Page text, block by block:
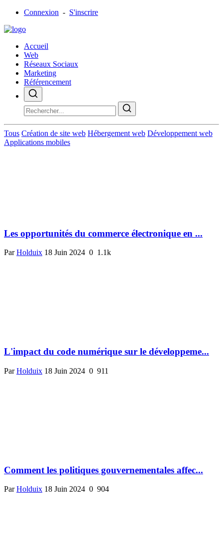
Connexion - S'inscrire
Accueil
Web
Réseaux Sociaux
Marketing
Référencement
Tous Création de site web Hébergement web Développement web
Applications mobiles
Les opportunités du commerce électronique en ...
ParHolduix 18 Juin 2024 0 1.1k
L'impact du code numérique sur le développeme...
ParHolduix 18 Juin 2024 0 911
Comment les politiques gouvernementales affec...
ParHolduix 18 Juin 2024 0 904